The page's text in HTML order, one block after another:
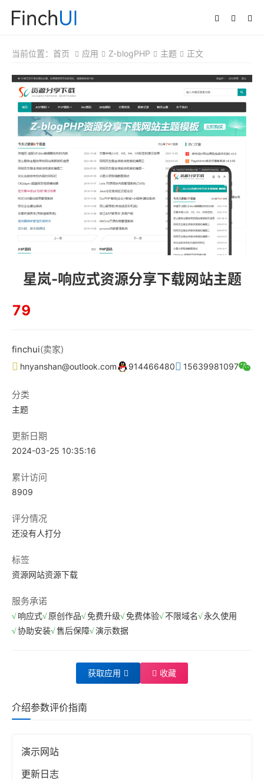
当前位置： 首页 应用 Z-blogPHP 主题 正文
星岚-响应式资源分享下载网站主题
79
finchui(卖家)
hnyanshan@outlook.com 914466480 15639981097
分类
主题
更新日期
2024-03-25 10:35:16
累计访问
8909
评分情况
还没有人打分
标签
资源网站资源下载
服务承诺
响应式 原创作品 免费升级 免费体验 不限域名
永久使用
协助安装 售后保障 演示数据
获取应用 收藏
介绍参数评价指南
演示网站
更新日志